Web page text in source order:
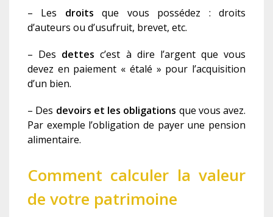
– Les droits que vous possédez : droits
d’auteurs ou d’usufruit, brevet, etc.
– Des dettes c’est à dire l’argent que vous
devez en paiement « étalé » pour l’acquisition
d’un bien.
– Des devoirs et les obligations que vous avez.
Par exemple l’obligation de payer une pension
alimentaire.
Comment calculer la valeur
de votre patrimoine